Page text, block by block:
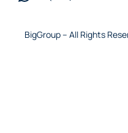
BigGroup – All Rights